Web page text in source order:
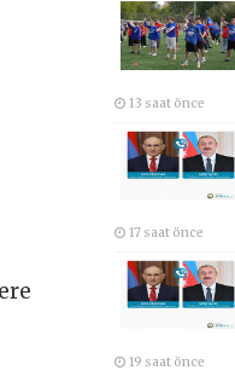
13 saat önce
17 saat önce
19 saat önce